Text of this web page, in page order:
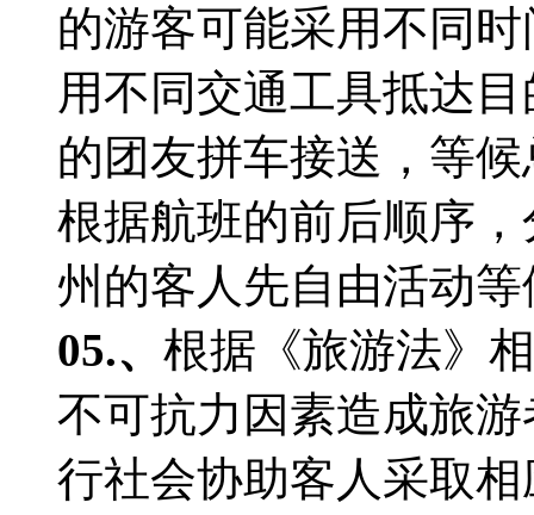
的游客可能采用不同
用不同交通工具抵达
的团友拼车接送，等
根据航班的前后顺序
州的客人先自由活动等
05.、 根据《旅游法》
不可抗力因素造成旅
行社会协助客人采取